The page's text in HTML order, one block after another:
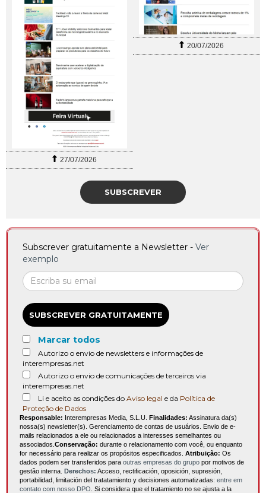
27/07/2026
20/07/2026
SUBSCREVER
Subscrever gratuitamente a Newsletter - Ver
exemplo
SUBSCREVER GRATUITAMENTE
Marcar todos
Autorizo o envio de newsletters e informações de
interempresas.net
Autorizo o envio de comunicações de terceiros via
interempresas.net
Li e aceito as condições do Aviso legal e da Política de
Proteção de Dados
Responsable: Interempresas Media, S.L.U. Finalidades: Assinatura da(s)
nossa(s) newsletter(s). Gerenciamento de contas de usuários. Envio de e-
mails relacionados a ele ou relacionados a interesses semelhantes ou
associados. Conservação: durante o relacionamento com você, ou enquanto
for necessário para realizar os propósitos especificados. Atribuição: Os
dados podem ser transferidos para outras empresas do grupo por motivos de
gestão interna. Derechos: Acceso, rectificación, oposición, supresión,
portabilidad, limitación del tratatamiento y decisiones automatizadas: entre em
contato com nosso DPO . Si considera que el tratamiento no se ajusta a la